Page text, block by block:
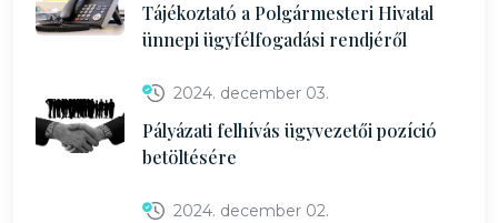
Tájékoztató a Polgármesteri Hivatal
ünnepi ügyfélfogadási rendjéről
2024. december 03.
Pályázati felhívás ügyvezetői pozíció
betöltésére
2024. december 02.